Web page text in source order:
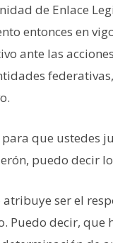
de Enlace
entonces en
ante las
que ustedes
puedo decir
ser el
Puedo decir, que